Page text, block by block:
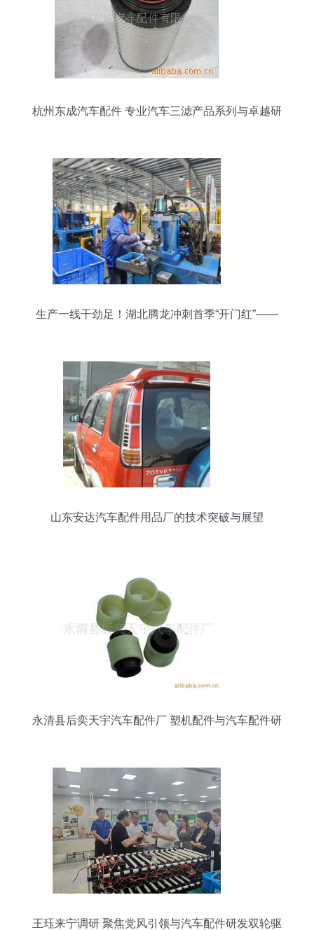
杭州东成汽车配件 专业汽车三滤产品系列与卓越研
生产一线干劲足！湖北腾龙冲刺首季“开门红”——
山东安达汽车配件用品厂的技术突破与展望
永清县后奕天宇汽车配件厂 塑机配件与汽车配件研
王珏来宁调研 聚焦党风引领与汽车配件研发双轮驱